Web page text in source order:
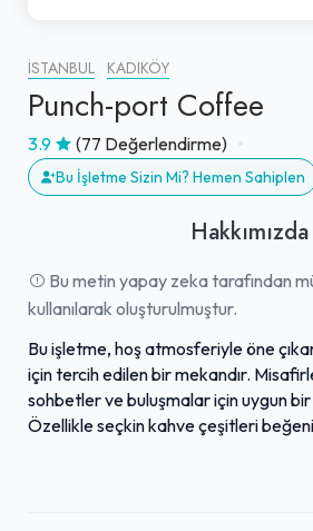
İSTANBUL KADIKÖY
Punch-port Coffee
3.9 (77 Değerlendirme)
Bu İşletme Sizin Mi? Hemen Sahiplen
Hakkımızda
Bu metin yapay zeka tarafından
kullanılarak oluşturulmuştur.
Bu işletme, hoş atmosferiyle öne
için tercih edilen bir mekandır.
sohbetler ve buluşmalar için uygun
Özellikle seçkin kahve çeşitleri
Müziklerinin genel kabul gördüğü,